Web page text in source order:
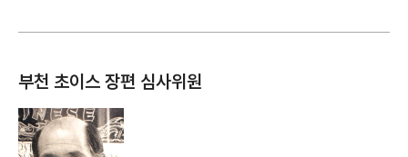
부천 초이스 장편 심사위원